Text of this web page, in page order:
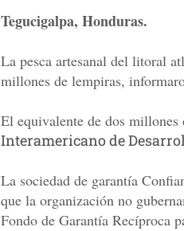
Tegucigalpa, Honduras.
La pesca artesanal del litoral
millones de lempiras,
El equivalente de dos millones
Interamericano de
La sociedad de garantía
que la organización no
Fondo de Garantía Recíproca